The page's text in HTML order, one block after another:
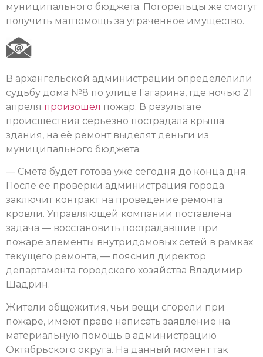
муниципального бюджета. Погорельцы же смогут
получить матпомощь за утраченное имущество.
В архангельской администрации определелили
судьбу дома №8 по улице Гагарина, где ночью 21
апреля произошел пожар. В результате
происшествия серьезно пострадала крыша
здания, на её ремонт выделят деньги из
муниципального бюджета.
— Смета будет готова уже сегодня до конца дня.
После ее проверки администрация города
заключит контракт на проведение ремонта
кровли. Управляющей компании поставлена
задача — восстановить пострадавшие при
пожаре элементы внутридомовых сетей в рамках
текущего ремонта, — пояснил директор
департамента городского хозяйства Владимир
Шадрин.
Жители общежития, чьи вещи сгорели при
пожаре, имеют право написать заявление на
материальную помощь в администрацию
Октябрьского округа. На данный момент так